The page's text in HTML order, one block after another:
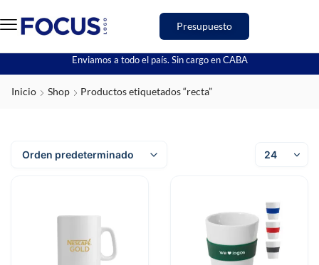
Presupuesto
Enviamos a todo el país. Sin cargo en CABA
Inicio Shop Productos etiquetados “recta”